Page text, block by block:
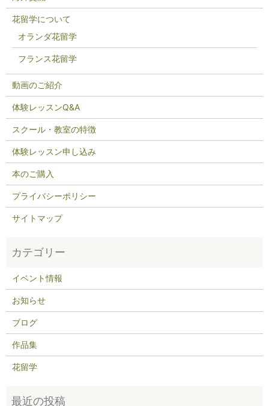
花留学について
オランダ花留学
フランス花留学
動画のご紹介
体験レッスンQ&A
スクール・教室の特徴
体験レッスン申し込み
本のご購入
プライバシーポリシー
サイトマップ
イベント情報
お知らせ
ブログ
作品集
花留学